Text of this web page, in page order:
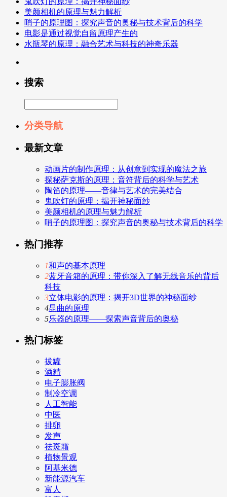
美颜相机的原理与魅力解析
哨子的原理图：探究声音的奥秘与技术背后的科学
电影是通过视觉自留原理产生的
水瓶琴的原理：融合艺术与科技的神奇乐器
搜索
分类导航
最新文章
动画片的制作原理：从创意到实现的魔法之旅
探秘萨克斯的原理：音符背后的科学与艺术
陶笛的原理——音律与艺术的完美结合
鬼吹灯的原理：揭开神秘面纱
美颜相机的原理与魅力解析
哨子的原理图：探究声音的奥秘与技术背后的科学
热门推荐
1和声的基本原理
2蓝牙音箱的原理：带你深入了解无线音乐的背后
科技
3立体电影的原理：揭开3D世界的神秘面纱
4昆曲的原理
5乐器的原理——探索声音背后的奥秘
热门标签
拔罐
酒精
电子膨胀阀
制冷空调
人工智能
中医
排卵
发声
祛斑霜
植物景观
阿基米德
新能源汽车
富人